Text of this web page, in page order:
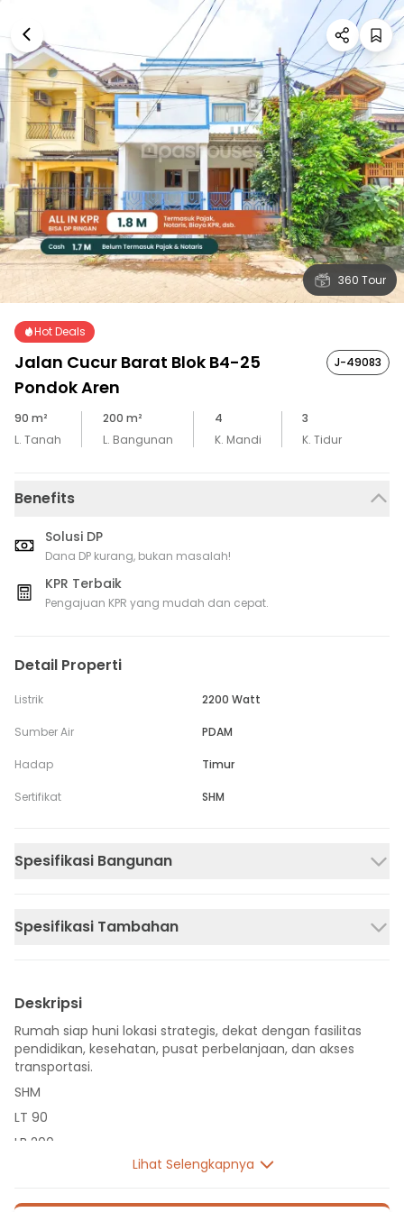
360 Tour
Hot Deals
Jalan Cucur Barat Blok B4-25
Pondok Aren
J-49083
90 m²
L. Tanah
200 m²
L. Bangunan
4
K. Mandi
3
K. Tidur
Benefits
Solusi DP
Dana DP kurang, bukan masalah!
KPR Terbaik
Pengajuan KPR yang mudah dan cepat.
Detail Properti
Listrik 2200 Watt
Sumber Air PDAM
Hadap Timur
Sertifikat SHM
Spesifikasi Bangunan
Spesifikasi Tambahan
Deskripsi
Rumah siap huni lokasi strategis, dekat dengan fasilitas
pendidikan, kesehatan, pusat perbelanjaan, dan akses
transportasi.
SHM
LT 90
LB 200
Lihat Selengkapnya